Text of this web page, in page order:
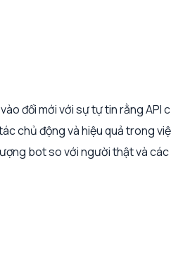
đổi mới với sự tự tin rằng API
chủ động và hiệu quả trong
bot so với người thật và các